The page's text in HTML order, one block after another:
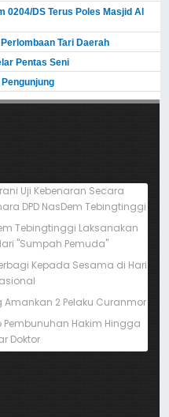
0204/DS Terus Poles Masjid Al
Tari Daerah
Pentas Seni
Uji Kebenaran Secara
DPD NasDem Tebingtinggi
Tebingtinggi Laksanakan
"Sumpah Pemuda"
Kepada Sesama di Hari
Amankan 2 Pelaku Curanmor
Pembunuhan Hakim Hingga
Doktor